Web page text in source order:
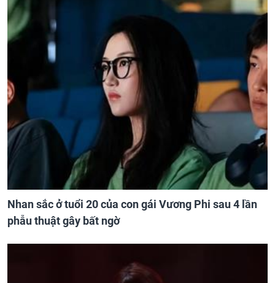
Nhan sắc ở tuổi 20 của con gái Vương Phi sau 4 lần
phẫu thuật gây bất ngờ